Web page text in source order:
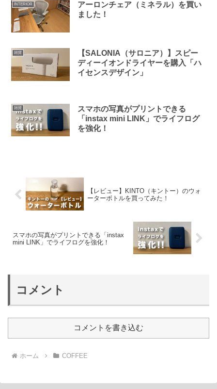
INTERIOR
アーロンチェア（ミネラル）を買い
ました！
雑貨
【SALONIA（サロニア）】スピー
ディーイオンドライヤーを購入「ハ
イセンスデザイン」
雑貨
スマホの写真がプリントできる
「instax mini LINK」でライフログ
を強化！
【レビュー】KINTO（キントー）のウォ
ーターボトルを買ってみた！
スマホの写真がプリントできる「instax
mini LINK」でライフログを強化！
コメント
コメントを書き込む
ホーム COFFEE